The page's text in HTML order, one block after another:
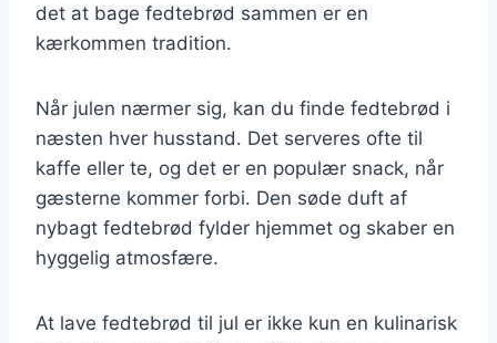
det at bage fedtebrød sammen er en
kærkommen tradition.
Når julen nærmer sig, kan du finde fedtebrød i
næsten hver husstand. Det serveres ofte til
kaffe eller te, og det er en populær snack, når
gæsterne kommer forbi. Den søde duft af
nybagt fedtebrød fylder hjemmet og skaber en
hyggelig atmosfære.
At lave fedtebrød til jul er ikke kun en kulinarisk